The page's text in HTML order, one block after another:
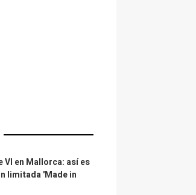
VI en Mallorca: así es
limitada 'Made in